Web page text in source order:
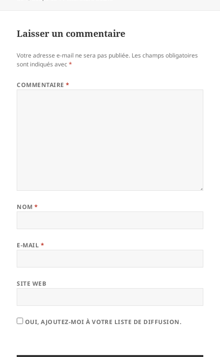
Laisser un commentaire
Votre adresse e-mail ne sera pas publiée. Les champs obligatoires
sont indiqués avec*
COMMENTAIRE*
NOM*
E-MAIL *
SITE WEB
OUI, AJOUTEZ-MOI À VOTRE LISTE DE DIFFUSION.